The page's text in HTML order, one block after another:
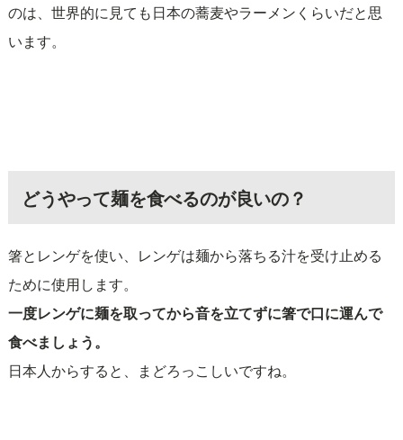
のは、世界的に見ても日本の蕎麦やラーメンくらいだと思
います。
どうやって麺を食べるのが良いの？
箸とレンゲを使い、レンゲは麺から落ちる汁を受け止める
ために使用します。
一度レンゲに麺を取ってから音を立てずに箸で口に運んで
食べましょう。
日本人からすると、まどろっこしいですね。